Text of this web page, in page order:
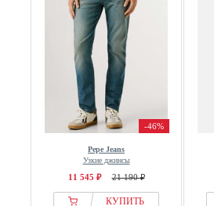
-46%
Pepe Jeans
Узкие джинсы
11 545 ₽ 21 190 ₽
КУПИТЬ